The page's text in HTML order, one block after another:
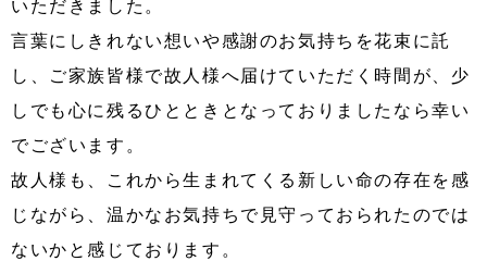
いただきました。
言葉にしきれない想いや感謝のお気持ちを花束に託
し、ご家族皆様で故人様へ届けていただく時間が、少
しでも心に残るひとときとなっておりましたなら幸い
でございます。
故人様も、これから生まれてくる新しい命の存在を感
じながら、温かなお気持ちで見守っておられたのでは
ないかと感じております。